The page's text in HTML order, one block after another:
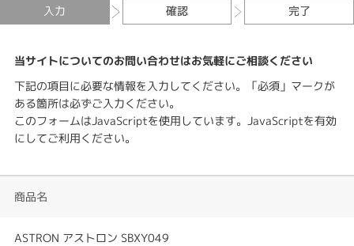
入力 確認 完了
当サイトについてのお問い合わせはお気軽にご相談ください
下記の項目に必要な情報を入力してください。「必須」マークが
ある箇所は必ずご入力ください。
このフォームはJavaScriptを使用しています。JavaScriptを有効
にしてご利用ください。
商品名
ASTRON アストロン SBXY049